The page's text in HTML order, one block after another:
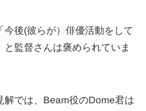
今後(彼らが）俳優活動をして
と監督さんは褒められていま
解では、Beam役のDome君は